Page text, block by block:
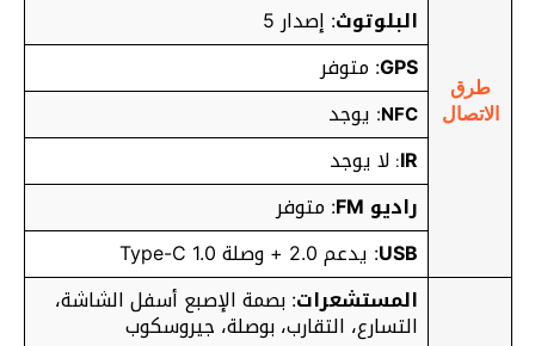
طرق
الاتصال
البلوتوث: إصدار 5
GPS: متوفر
NFC
: يوجد
IR
: لا يوجد
راديو FM
: متوفر
USB: يدعم 2.0 + وصلة Type-C 1.0
المستشعرات: بصمة الإصبع أسفل الشاشة،
التسارع، التقارب، بوصلة، جيروسكوب